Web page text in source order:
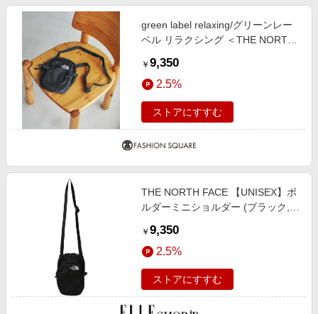
green label relaxing/グリーンレー
ベル リラクシング ＜THE NORTH
バッグ BLACK FREE
￥ 9,350
2.5%
ストアにすすむ
THE NORTH FACE 【UNISEX】ボ
ルダーミニショルダー (ブラック,
SHOP
￥ 9,350
2.5%
ストアにすすむ